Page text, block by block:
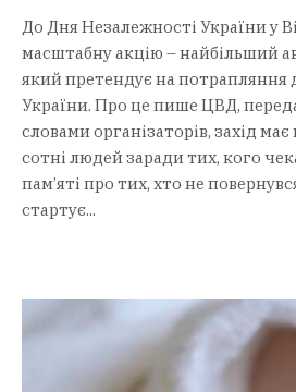
До Дня Незалежності України у
масштабну акцію – найбільший
який претендує на потрапляння
України. Про це пише ЦВД,
словами організаторів, захід має
сотні людей заради тих, кого
пам’яті про тих, хто не
стартує...